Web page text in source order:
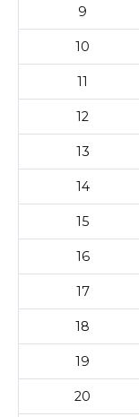
9
10
11
12
13
14
15
16
17
18
19
20